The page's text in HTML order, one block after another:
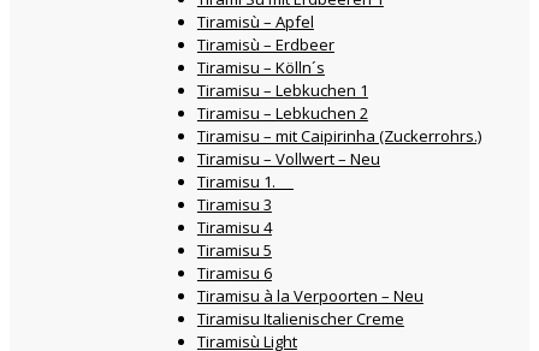
Tiramisù – Apfel
Tiramisù – Erdbeer
Tiramisu – Kölln´s
Tiramisu – Lebkuchen 1
Tiramisu – Lebkuchen 2
Tiramisu – mit Caipirinha (Zuckerrohrs.)
Tiramisu – Vollwert – Neu
Tiramisu 1.
Tiramisu 3
Tiramisu 4
Tiramisu 5
Tiramisu 6
Tiramisu à la Verpoorten – Neu
Tiramisu Italienischer Creme
Tiramisù Light